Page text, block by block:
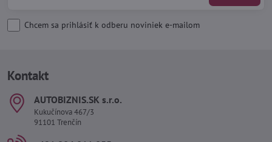
Chcem sa prihlásiť k odberu noviniek e-mailom
Kontakt
AUTOBIZNIS​.SK s​.r​.o​.
Kukučínova 467/3
91101 Trenčín